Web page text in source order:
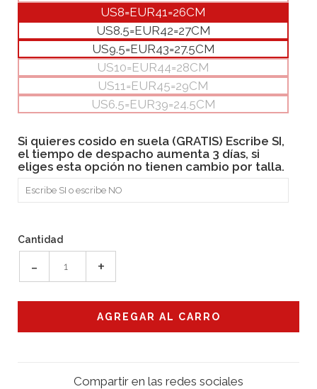
US8=EUR41=26CM
US8.5=EUR42=27CM
US9.5=EUR43=27.5CM
US10=EUR44=28CM
US11=EUR45=29CM
US6.5=EUR39=24.5CM
Si quieres cosido en suela (GRATIS) Escribe SI,
el tiempo de despacho aumenta 3 días, si
eliges esta opción no tienen cambio por talla.
Cantidad
- +
Compartir en las redes sociales